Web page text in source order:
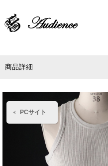
PCサイト
商品詳細